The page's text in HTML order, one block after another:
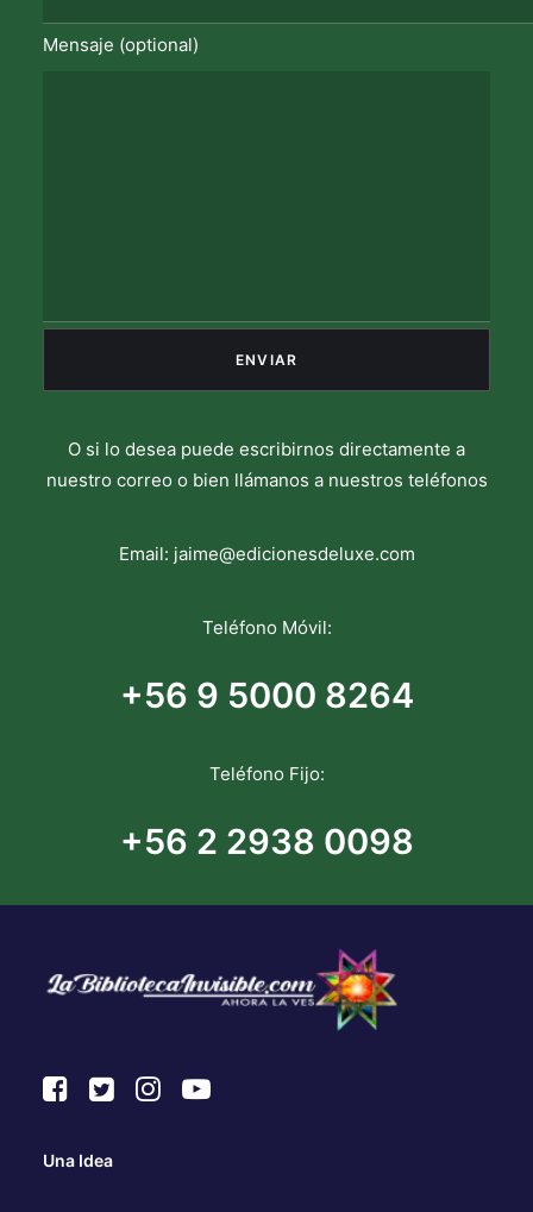
Mensaje (optional)
O si lo desea puede escribirnos directamente a
nuestro correo o bien llámanos a nuestros teléfonos
Email: jaime@edicionesdeluxe.com
Teléfono Móvil:
+56 9 5000 8264
Teléfono Fijo:
+56 2 2938 0098
Una Idea